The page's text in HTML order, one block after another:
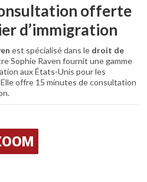
offerte
d’immigration
est spécialisé dans le droit de
Sophie Raven fournit une gamme
aux États-Unis pour les
offre 15 minutes de consultation